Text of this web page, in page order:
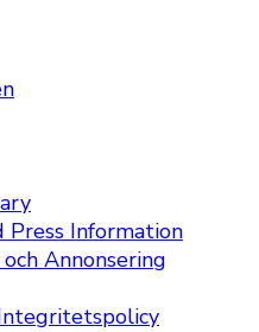
Press Information
Annonsering